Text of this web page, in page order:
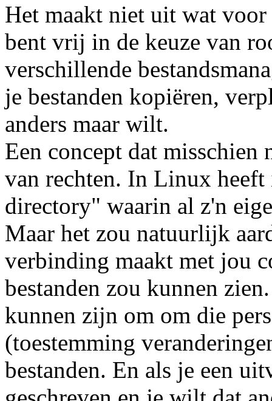
Het maakt niet uit wat
bent vrij in de keuze van
verschillende
je bestanden kopiëren,
anders maar wilt.
Een concept dat
van rechten. In Linux
directory" waarin al z'n
Maar het zou natuurlijk
verbinding maakt met jou
bestanden zou kunnen
kunnen zijn om om die
(toestemming
bestanden. En als je een